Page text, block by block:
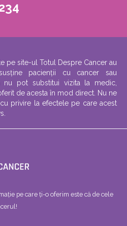
pe site-ul Totul Despre Cancer au
pacienții cu cancer sau
nu pot substitui vizita la medic,
de acesta în mod direct. Nu ne
privire la efectele pe care acest
pe care ți-o oferim este că de cele